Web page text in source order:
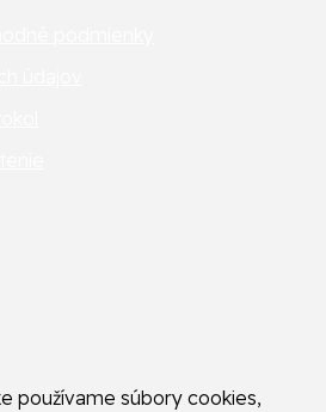
používame súbory cookies,